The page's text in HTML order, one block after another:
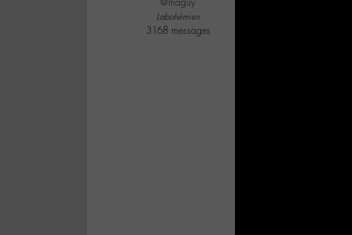
@maguy
Labohémien
3168 messages